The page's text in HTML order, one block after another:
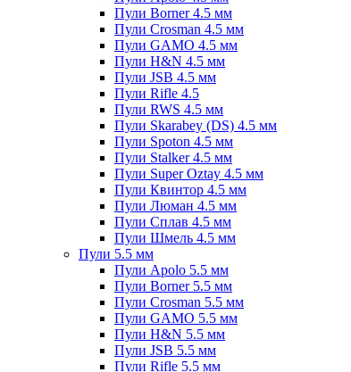
Пули Borner 4.5 мм
Пули Crosman 4.5 мм
Пули GAMO 4.5 мм
Пули H&N 4.5 мм
Пули JSB 4.5 мм
Пули Rifle 4.5
Пули RWS 4.5 мм
Пули Skarabey (DS) 4.5 мм
Пули Spoton 4.5 мм
Пули Stalker 4.5 мм
Пули Super Oztay 4.5 мм
Пули Квинтор 4.5 мм
Пули Люман 4.5 мм
Пули Сплав 4.5 мм
Пули Шмель 4.5 мм
Пули 5.5 мм
Пули Apolo 5.5 мм
Пули Borner 5.5 мм
Пули Crosman 5.5 мм
Пули GAMO 5.5 мм
Пули H&N 5.5 мм
Пули JSB 5.5 мм
Пули Rifle 5.5 мм